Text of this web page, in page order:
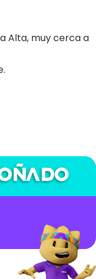
Alta, muy cerca a